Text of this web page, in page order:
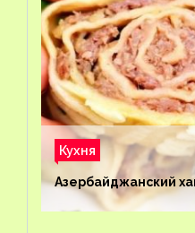
Кухня
Азербайджанский